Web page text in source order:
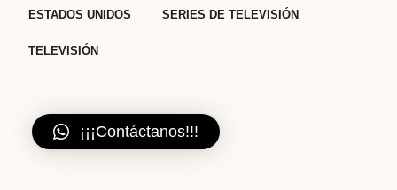
ESTADOS UNIDOS SERIES DE TELEVISIÓN
TELEVISIÓN
¡¡¡Contáctanos!!!